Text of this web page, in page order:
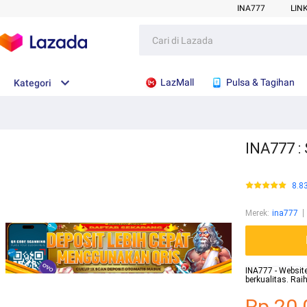
INA777
Kategori LazMall Pulsa & Tagihan
INA777
Merek: ina777
INA777 -
berkualitas.